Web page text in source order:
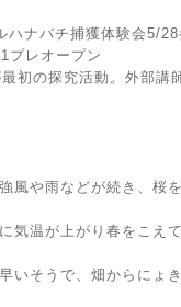
ハナバチ捕獲体験会5/28
プレオープン
初の探究活動。外部講
風や雨などが続き、桜
気温が上がり春をこえ
いそうで、畑からにょ